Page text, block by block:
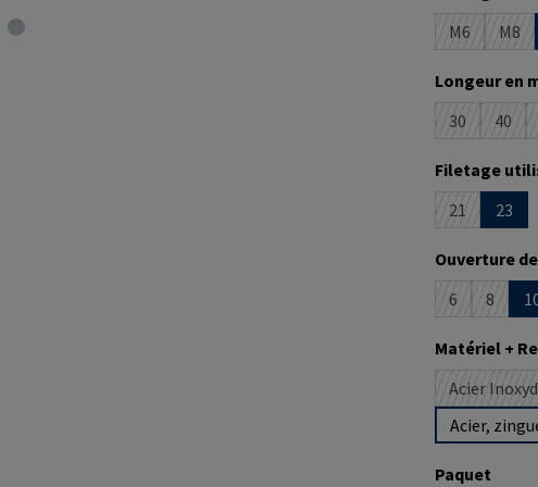
M6
(Cette
M8
Longeur en
30
(Cette
40
Filetage
21
(Cette
23
Sélectionnez
Ouverture
6
(Cette
8
(Cette
Matériel +
Acier
Acier,
Sélectionnez
Paquet